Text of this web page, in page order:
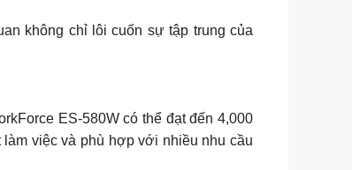
không chỉ lôi cuốn sự tập trung của
ES-580W có thể đạt đến 4,000
việc và phù hợp với nhiều nhu cầu